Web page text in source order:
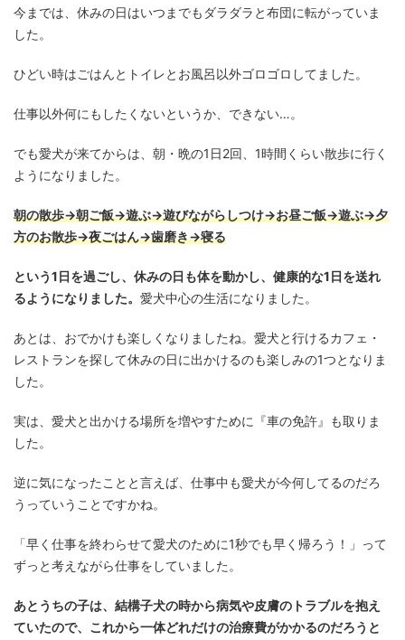
今までは、休みの日はいつまでもダラダラと布団に転がっていま
した。
ひどい時はごはんとトイレとお風呂以外ゴロゴロしてました。
仕事以外何にもしたくないというか、できない…。
でも愛犬が来てからは、朝・晩の1日2回、1時間くらい散歩に行く
ようになりました。
朝の散歩→朝ご飯→遊ぶ→遊びながらしつけ→お昼ご飯→遊ぶ→夕
方のお散歩→夜ごはん→歯磨き→寝る
という1日を過ごし、休みの日も体を動かし、健康的な1日を送れ
るようになりました。 愛犬中心の生活になりました。
あとは、おでかけも楽しくなりましたね。愛犬と行けるカフェ・
レストランを探して休みの日に出かけるのも楽しみの1つとなりま
した。
実は、愛犬と出かける場所を増やすために『車の免許』も取りま
した。
逆に気になったことと言えば、仕事中も愛犬が今何してるのだろ
うっていうことですかね。
「早く仕事を終わらせて愛犬のために1秒でも早く帰ろう！」って
ずっと考えながら仕事をしていました。
あとうちの子は、結構子犬の時から病気や皮膚のトラブルを抱え
ていたので、これから一体どれだけの治療費がかかるのだろうと